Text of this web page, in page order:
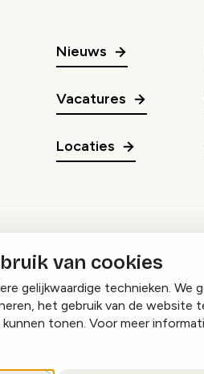
van cookies
gelijkwaardige technieken. We
het gebruik van de website
tonen. Voor meer
Nieuws
Vacatures
Locaties